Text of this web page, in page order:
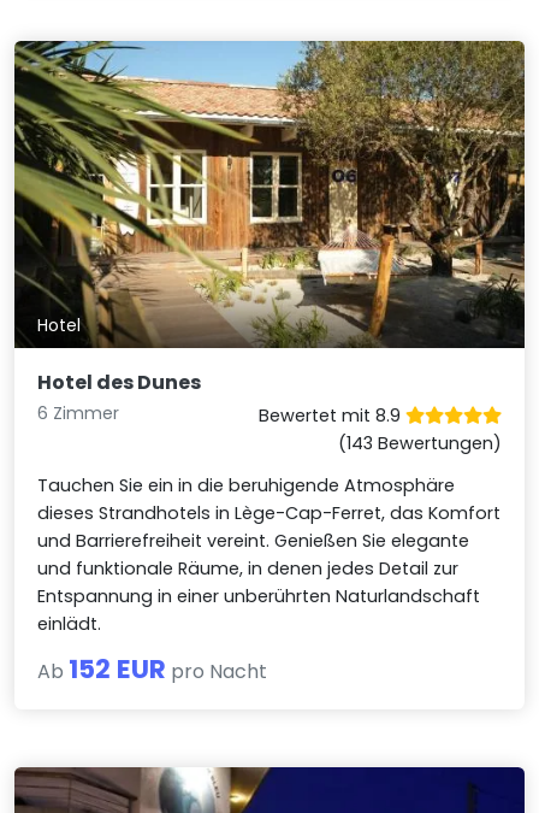
Hotel
Hotel des Dunes
6 Zimmer
Bewertet mit 8.9
(143 Bewertungen)
Tauchen Sie ein in die beruhigende Atmosphäre
dieses Strandhotels in Lège-Cap-Ferret, das Komfort
und Barrierefreiheit vereint. Genießen Sie elegante
und funktionale Räume, in denen jedes Detail zur
Entspannung in einer unberührten Naturlandschaft
einlädt.
Ab 152 EUR pro Nacht